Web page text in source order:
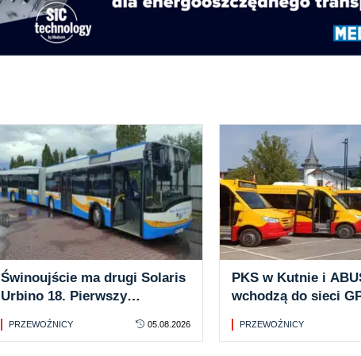
Świnoujście ma drugi Solaris
Urbino 18. Pierwszy
barwach
PRZEWOŹNICY 05.08.2026
PKS w Kutnie i
wchodzą do sieci
PRZEWOŹNICY